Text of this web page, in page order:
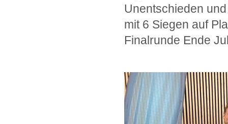
Unentschieden
mit 6 Siegen auf
Finalrunde Ende